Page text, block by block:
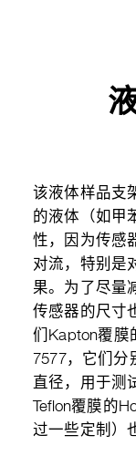
该液体样品支
的液体（如甲
性，因为传感
对流，特别是
果。为了尽量
传感器的尺寸
们Kapton覆膜
7577，它们分
直径，用于测
Teflon覆膜的
过一些定制）